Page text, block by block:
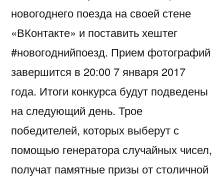
новогоднего поезда на своей стене
«ВКонтакте» и поставить хештег
#новогоднийпоезд. Прием фотографий
завершится в 20:00 7 января 2017
года. Итоги конкурса будут подведены
на следующий день. Трое
победителей, которых выберут с
помощью генератора случайных чисел,
получат памятные призы от столичной